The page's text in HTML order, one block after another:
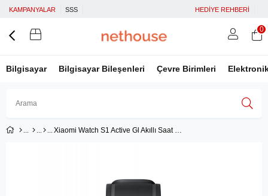
KAMPANYALAR SSS HEDİYE REHBERİ
Bilgisayar Bilgisayar Bileşenleri Çevre Birimleri
0
Xiaomi Watch S1 Active Gl Akıllı Saat - Siyah